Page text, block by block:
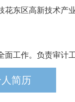
花东区高新技术产
面工作。负责审计
简历